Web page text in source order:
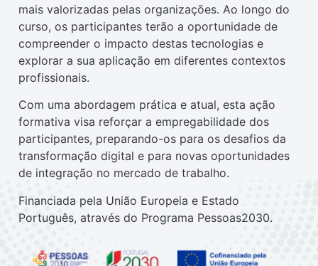
mais valorizadas pelas organizações. Ao longo do
curso, os participantes terão a oportunidade de
compreender o impacto destas tecnologias e
explorar a sua aplicação em diferentes contextos
profissionais.
Com uma abordagem prática e atual, esta ação
formativa visa reforçar a empregabilidade dos
participantes, preparando-os para os desafios da
transformação digital e para novas oportunidades
de integração no mercado de trabalho.
Financiada pela União Europeia e Estado
Português, através do Programa Pessoas2030.